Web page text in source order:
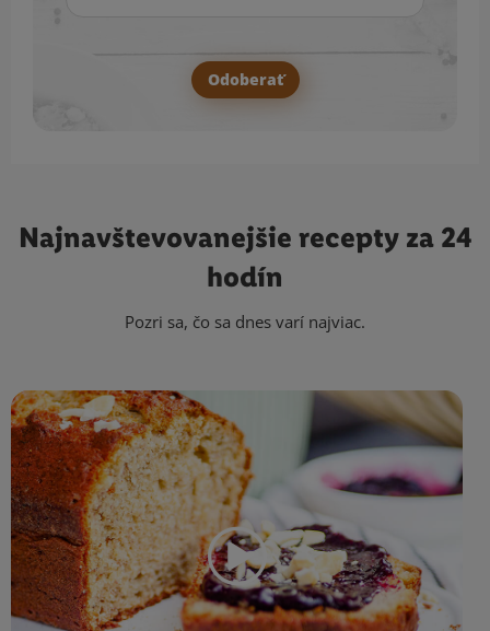
Odoberať
Najnavštevovanejšie recepty za 24
hodín
Pozri sa, čo sa dnes varí najviac.